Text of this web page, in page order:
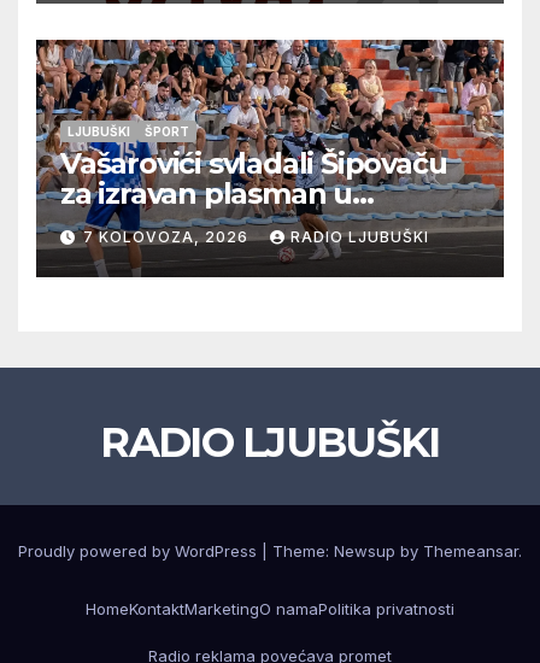
LJUBUŠKI ŠPORT
Vašarovići svladali Šipovaču
za izravan plasman u
četvrtfinale, Grab izborio
prolazak dalje, Klobuk ispao,
večeras počinje četvrtfinale
7 KOLOVOZA, 2026 RADIO LJUBUŠKI
RADIO LJUBUŠKI
Proudly powered by WordPress Theme: Newsup by Themeansar.
HomeKontaktMarketingO namaPolitika privatnosti
Radio reklama povećava promet